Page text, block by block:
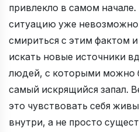
привлекло в самом
ситуацию уже
смириться с этим фактом
искать новые источники
людей, с которыми можно
самый искрящийся запал.
это чувствовать себя
внутри, а не просто